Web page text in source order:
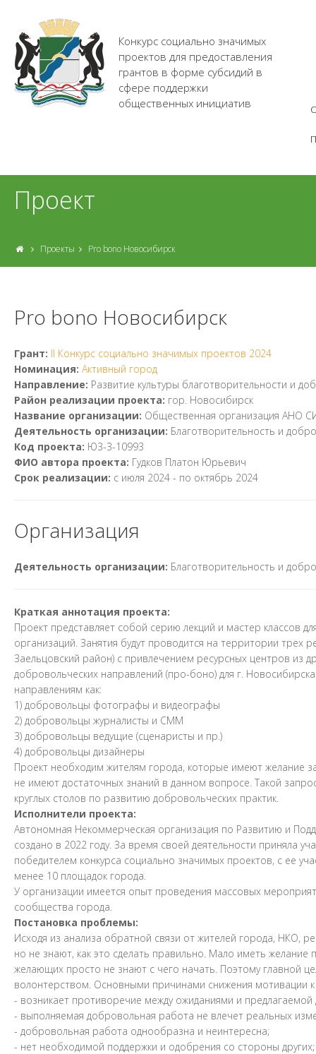
Конкурс социально значимых
проектов для предоставления
грантов в форме субсидий в
сфере поддержки
общественных инициатив
Проект
Проекты Pro bono Новосибирск
Pro bono Новосибирск
Грант: II Конкурс социально значимых проектов 2024
Номинация: Активный город
Направление: Развитие культуры благотворительности и
Район реализации проекта: гор. Новосибирск
Название организации: Общественная организация АНО
Деятельность организации: Благотворительность и
Код проекта: Ю3-3-10993
ФИО автора проекта: Гудков Платон Юрьевич
Срок реализации: с июля 2024 - по октябрь 2024
Организация
Деятельность организации: Благотворительность и
Краткая аннотация проекта:
Проект представляет собой серию лекций и мастер классов
организаций. Занятия будут проводится на территории
Заельцовский район) с привлечением ресурсных центров из
добровольческих направлений (про-боно) для г.
направлениям как:
1) добровольцы фотографы и видеографы
2) добровольцы журналисты и СММ
3) добровольцы ведущие (сценаристы и пр.)
4) добровольцы дизайнеры
Проект необходим жителям города, которые имеют желание
не имеют достаточных знаний в данном вопросе. Такой
круглых столов по развитию добровольческих практик.
Исполнители проекта:
Автономная Некоммерческая организация по Развитию и
создано в 2022 году. За время своей деятельности приняла
победителем конкурса социально значимых проектов, с ее
менее 10 площадок города.
У организации имеется опыт проведения массовых
сообщества города.
Постановка проблемы:
Исходя из анализа обратной связи от жителей города, НКО,
но не знают, как это сделать правильно. Мало иметь
желающих просто не знают с чего начать. Поэтому главной
волонтерством. Основными причинами снижения мотивации
- возникает противоречие между ожиданиями и предлагаемой
- выполняемая добровольная работа не влечет реальных
- добровольная работа однообразна и неинтересна;
- нет необходимой поддержки и одобрения со стороны других;